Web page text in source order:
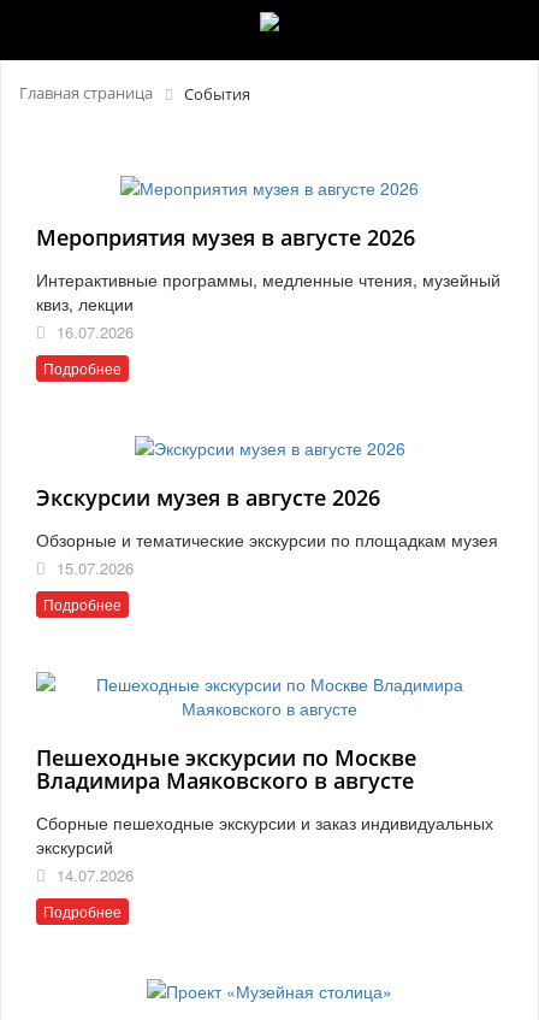
Главная страница События
Мероприятия музея в августе 2026
Интерактивные программы, медленные чтения, музейный
квиз, лекции
16.07.2026
Подробнее
Экскурсии музея в августе 2026
Обзорные и тематические экскурсии по площадкам музея
15.07.2026
Подробнее
Пешеходные экскурсии по Москве
Владимира Маяковского в августе
Сборные пешеходные экскурсии и заказ индивидуальных
экскурсий
14.07.2026
Подробнее